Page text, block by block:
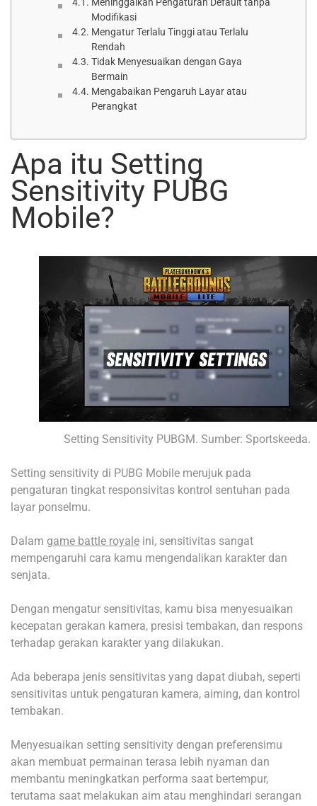
Modifikasi
Mengatur Terlalu Tinggi atau Terlalu
Rendah
Tidak Menyesuaikan dengan Gaya
Bermain
Mengabaikan Pengaruh Layar atau
Perangkat
Apa itu Setting
Sensitivity PUBG
Mobile?
Setting Sensitivity PUBGM. Sumber: Sportskeeda.
Setting sensitivity di PUBG Mobile merujuk pada
pengaturan tingkat responsivitas kontrol sentuhan pada
layar ponselmu.
Dalam game battle royale ini, sensitivitas sangat
mempengaruhi cara kamu mengendalikan karakter dan
senjata.
Dengan mengatur sensitivitas, kamu bisa menyesuaikan
kecepatan gerakan kamera, presisi tembakan, dan respons
terhadap gerakan karakter yang dilakukan.
Ada beberapa jenis sensitivitas yang dapat diubah, seperti
sensitivitas untuk pengaturan kamera, aiming, dan kontrol
tembakan.
Menyesuaikan setting sensitivity dengan preferensimu
akan membuat permainan terasa lebih nyaman dan
membantu meningkatkan performa saat bertempur,
terutama saat melakukan aim atau menghindari serangan